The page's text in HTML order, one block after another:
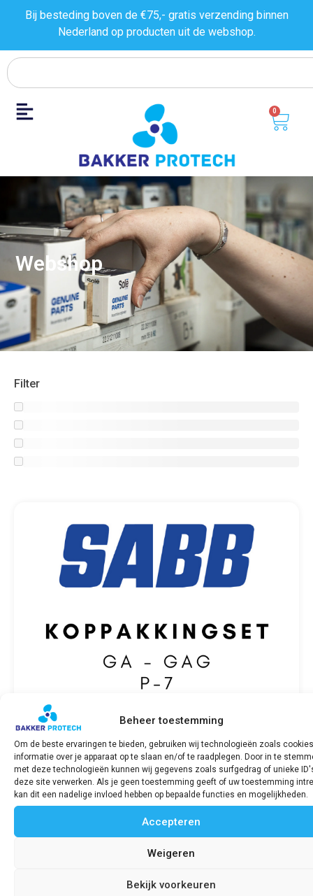
Beheer toestemming
Om de beste ervaringen te bieden, gebruiken wij technologieën zoals
informatie over je apparaat op te slaan en/of te raadplegen. Door in te
met deze technologieën kunnen wij gegevens zoals surfgedrag of unieke
deze site verwerken. Als je geen toestemming geeft of uw toestemming
kan dit een nadelige invloed hebben op bepaalde functies en mogelijkheden.
Accepteren
Weigeren
Bekijk voorkeuren
Bij besteding boven de €75,- gratis verzending binnen
Nederland op producten uit de webshop.
0
Webshop
Filter
Koppakkingset SABB GA/GAG P-7
€ 161,55 incl. BTW